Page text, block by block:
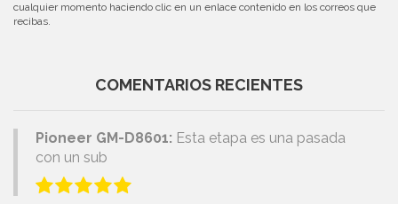
cualquier momento haciendo clic en un enlace contenido en los correos que
recibas.
COMENTARIOS RECIENTES
Pioneer GM-D8601: Esta etapa es una pasada
con un sub